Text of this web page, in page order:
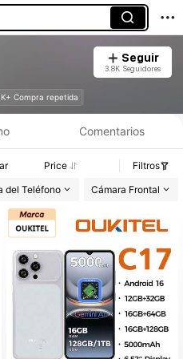
Seguir
3.8K Seguidores
Compra repetida
Comentarios
Price
Filtros
del Teléfono Cámara Frontal